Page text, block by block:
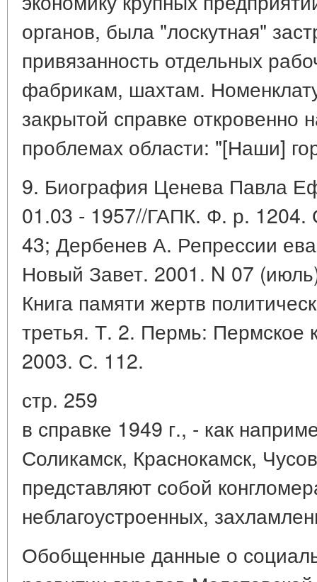
органов, была "лоскутная"
привязанность отдельных
фабрикам, шахтам.
закрытой справке откровенно
проблемах области: "[Наши]
9. Биография Ценева Павла
01.03 - 1957//ГАПК. Ф. р.
43; Дербенев А. Репрессии
Новый Завет. 2001. N 07
Книга памяти жертв
третья. Т. 2. Пермь: Пермское
2003. С. 112.
стр. 259
в справке 1949 г., - как
Соликамск, Краснокамск,
представляют собой
неблагоустроенных,
Обобщенные данные о